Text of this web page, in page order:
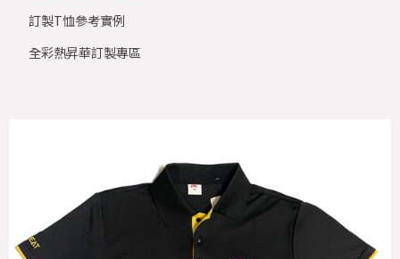
訂製T恤參考實例
全彩熱昇華訂製專區